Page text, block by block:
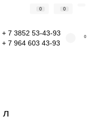
0 0
+ 7 3852 53-43-93
+ 7 964 603 43-93
0
л